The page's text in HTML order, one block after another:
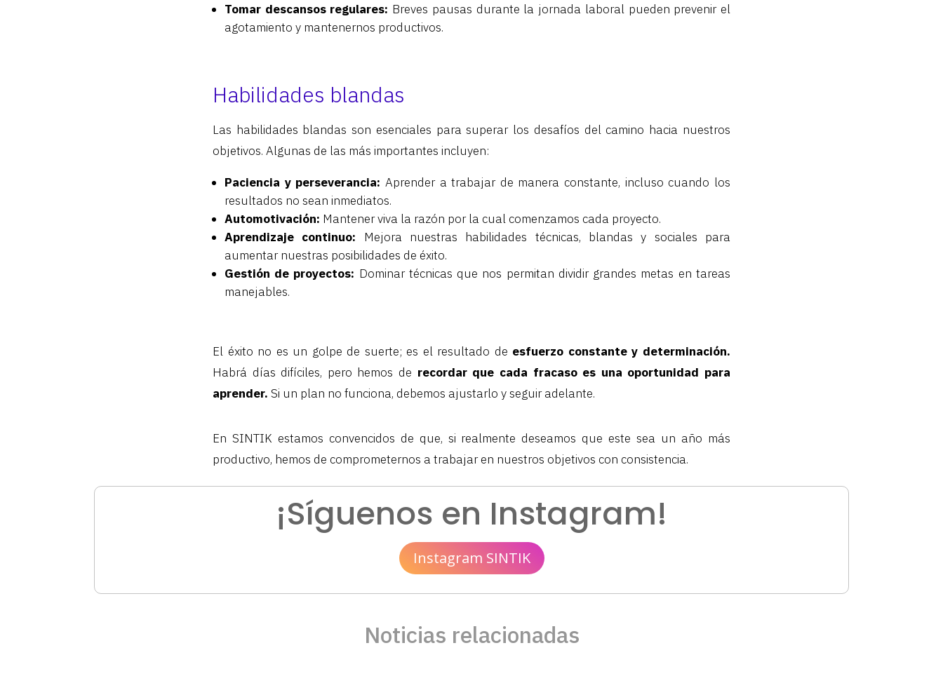
Tomar descansos regulares: Breves pausas durante la jornada laboral pueden prevenir el
agotamiento y mantenernos productivos.
Habilidades blandas
Las habilidades blandas son esenciales para superar los desafíos del camino hacia nuestros
objetivos. Algunas de las más importantes incluyen:
Paciencia y perseverancia: Aprender a trabajar de manera constante, incluso cuando los
resultados no sean inmediatos.
Automotivación: Mantener viva la razón por la cual comenzamos cada proyecto.
Aprendizaje continuo: Mejora nuestras habilidades técnicas, blandas y sociales para
aumentar nuestras posibilidades de éxito.
Gestión de proyectos: Dominar técnicas que nos permitan dividir grandes metas en tareas
manejables.
El éxito no es un golpe de suerte; es el resultado de esfuerzo constante y determinación.
Habrá días difíciles, pero hemos de recordar que cada fracaso es una oportunidad para
aprender. Si un plan no funciona, debemos ajustarlo y seguir adelante.
En SINTIK estamos convencidos de que, si realmente deseamos que este sea un año más
productivo, hemos de comprometernos a trabajar en nuestros objetivos con consistencia.
¡Síguenos en Instagram!
Instagram SINTIK
Noticias relacionadas